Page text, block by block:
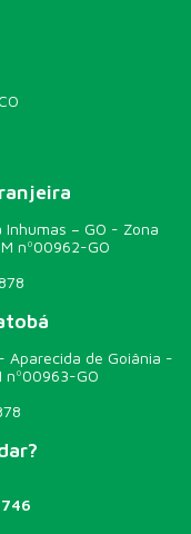
Inhumas – GO - Zona
nº00962-GO
Aparecida de Goiânia -
nº00963-GO